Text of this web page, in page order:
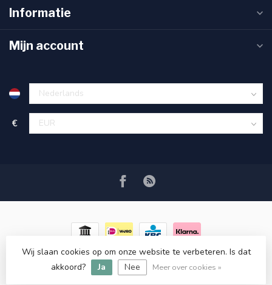
Informatie
Mijn account
€
© Copyright 2026 RC COSMETICS- Powered byLightspeed-
Lightspeed design
Dyvelopment
Wij slaan cookies op om onze website te verbeteren. Is dat
akkoord?
Ja Nee Meer over cookies »